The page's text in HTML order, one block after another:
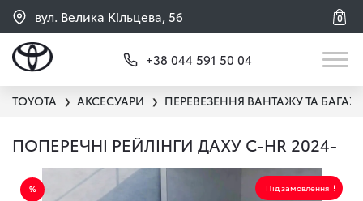
вул. Велика Кільцева, 56 0
+38 044 591 50 04
TOYOTA ❯ АКСЕСУАРИ ❯ ПЕРЕВЕЗЕННЯ ВАНТАЖУ ТА
ПОПЕРЕЧНІ РЕЙЛІНГИ ДАХУ C-HR 2024-
Під замовлення